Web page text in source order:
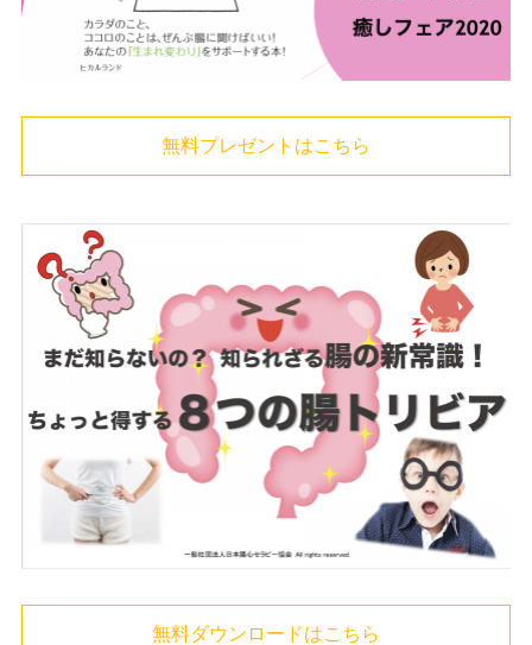
無料プレゼントはこちら
無料ダウンロードはこちら